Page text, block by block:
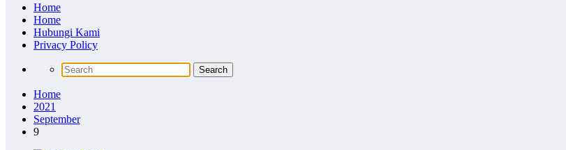
Home
Home
Hubungi Kami
Privacy Policy
Home
2021
September
9